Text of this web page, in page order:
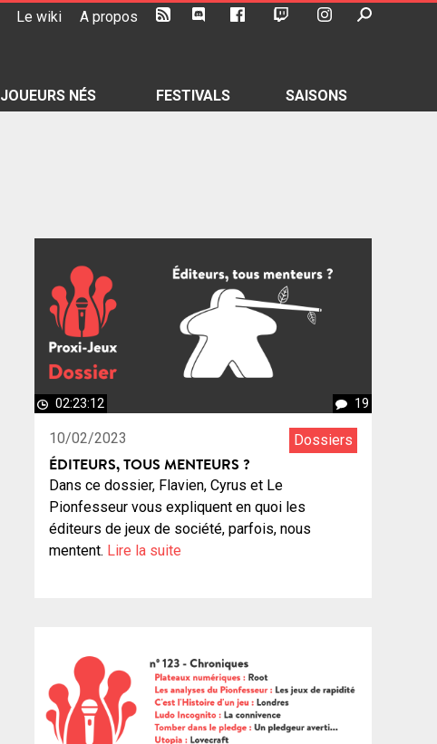
Le wiki A propos
JOUEURS NÉS FESTIVALS SAISONS
02:23:12 19
10/02/2023 Dossiers
ÉDITEURS, TOUS MENTEURS ?
Dans ce dossier, Flavien, Cyrus et Le
Pionfesseur vous expliquent en quoi les
éditeurs de jeux de société, parfois, nous
mentent. Lire la suite